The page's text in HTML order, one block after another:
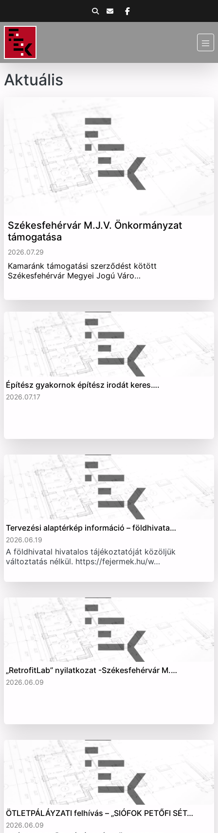
Aktuális
Székesfehérvár M.J.V. Önkormányzat
támogatása
2026.07.29
Kamaránk támogatási szerződést kötött
Székesfehérvár Megyei Jogú Váro…
Építész gyakornok építész irodát keres….
2026.07.17
Tervezési alaptérkép információ – földhivata…
2026.06.19
A földhivatal hivatalos tájékoztatóját közöljük
változtatás nélkül. https://fejermek.hu/w…
„RetrofitLab” nyilatkozat -Székesfehérvár M.…
2026.06.09
ÖTLETPÁLÁYZATI felhívás – „SIÓFOK PETŐFI SÉT…
2026.06.09